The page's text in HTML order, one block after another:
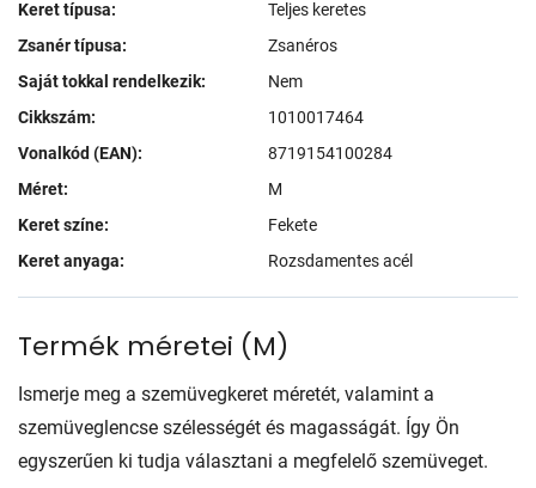
Keret típusa:
Teljes keretes
Zsanér típusa:
Zsanéros
Saját tokkal rendelkezik:
Nem
Cikkszám:
1010017464
Vonalkód (EAN):
8719154100284
Méret:
M
Keret színe:
Fekete
Keret anyaga:
Rozsdamentes acél
Termék méretei (M)
Ismerje meg a szemüvegkeret méretét, valamint a
szemüveglencse szélességét és magasságát. Így Ön
egyszerűen ki tudja választani a megfelelő szemüveget.